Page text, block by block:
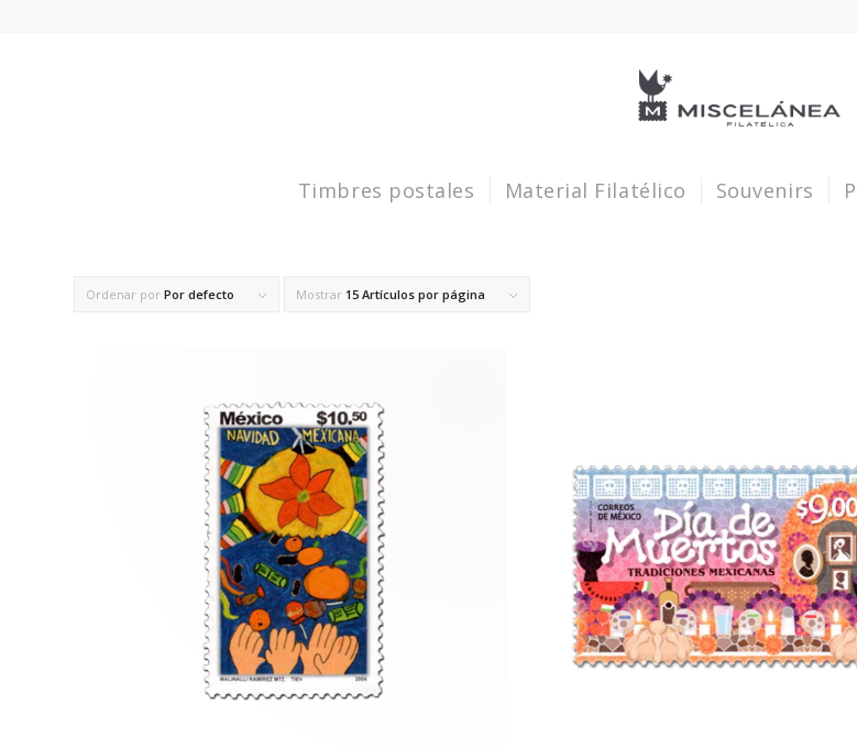
Timbres postales Material Filatélico Souvenirs
Ordenar por Por defecto Mostrar 15 Artículos por página